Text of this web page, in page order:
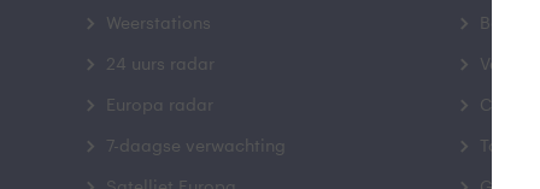
Weerstations
24 uurs radar
Europa radar
7-daagse verwachting
Contact